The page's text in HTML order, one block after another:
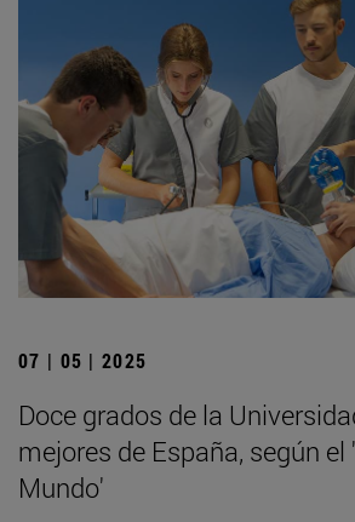
07 | 05 | 2025
Doce grados de la
mejores de España, según el
Mundo'